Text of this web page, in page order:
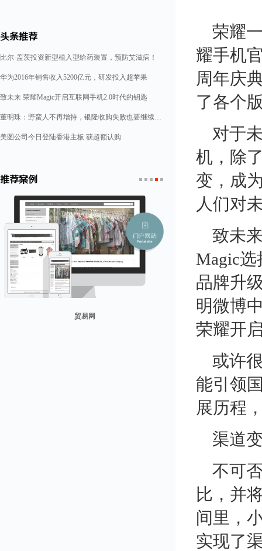
头条推荐
比尔·盖茨投资新型植入型给药装置，预防艾滋病！
华为2016年销售收入5200亿元，研发投入超苹果
致未来 荣耀Magic开启互联网手机2.0时代的钥匙
董明珠：野蛮人不再增持，银隆收购失败也要继续造格力汽车
美图公司今日登陆香港主板 获超额认购
推荐案例
贸易网
1 2
荣耀
耀手机
周年庆
了各个
对于
机，除
变，成
人们对
致未
Magic
品牌升
明微博
荣耀开
或许
能引领
展历程
渠道
不可
比，并
间里，
实现了